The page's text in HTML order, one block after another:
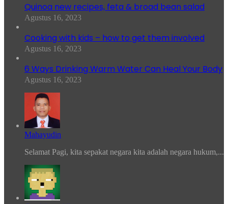
Quinoa new recipes, feta & broad bean salad
Agustus 16, 2023
Cooking with kids – how to get them involved
Agustus 16, 2023
6 Ways Drinking Warm Water Can Heal Your Body
Agustus 16, 2023
Mahayudin
Selamat Pagi, kita sepakat negara kita adalah negara hukum,...